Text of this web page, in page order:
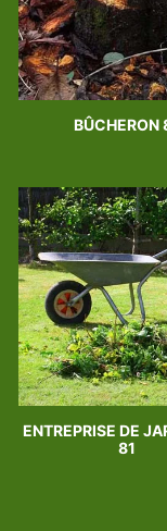
BÛCHERON
ENTREPRISE DE
81